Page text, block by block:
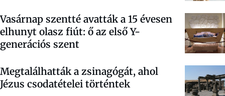
Vasárnap szentté avatták a 15 évesen
elhunyt olasz fiút: ő az első Y-
generációs szent
Megtalálhatták a zsinagógát, ahol
Jézus csodatételei történtek